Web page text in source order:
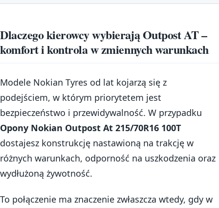
Dlaczego kierowcy wybierają Outpost AT –
komfort i kontrola w zmiennych warunkach
Modele Nokian Tyres od lat kojarzą się z
podejściem, w którym priorytetem jest
bezpieczeństwo i przewidywalność. W przypadku
Opony Nokian Outpost At 215/70R16 100T
dostajesz konstrukcję nastawioną na trakcję w
różnych warunkach, odporność na uszkodzenia oraz
wydłużoną żywotność.
To połączenie ma znaczenie zwłaszcza wtedy, gdy w